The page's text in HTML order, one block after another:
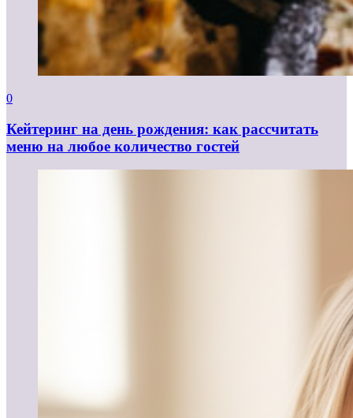
0
Кейтеринг на день рождения: как рассчитать
меню на любое количество гостей